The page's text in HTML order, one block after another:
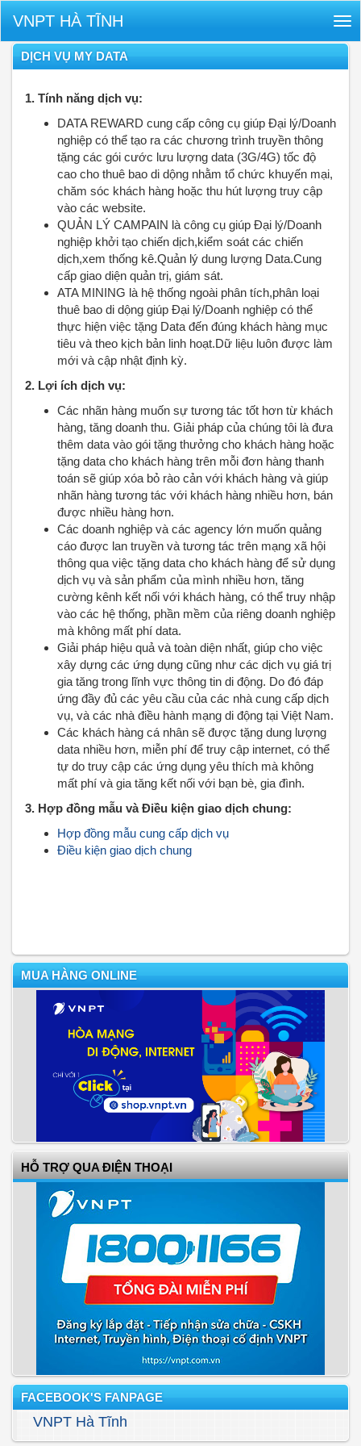
VNPT HÀ TĨNH
DỊCH VỤ MY DATA
1. Tính năng dịch vụ:
DATA REWARD cung cấp công cụ giúp Đại lý/Doanh
nghiệp có thể tạo ra các chương trình truyền thông
tặng các gói cước lưu lượng data (3G/4G) tốc độ
cao cho thuê bao di dộng nhằm tổ chức khuyến mại,
chăm sóc khách hàng hoặc thu hút lượng truy cập
vào các website.
QUẢN LÝ CAMPAIN là công cụ giúp Đại lý/Doanh
nghiệp khởi tạo chiến dịch,kiểm soát các chiến
dịch,xem thống kê.Quản lý dung lượng Data.Cung
cấp giao diện quản trị, giám sát.
ATA MINING là hệ thống ngoài phân tích,phân loại
thuê bao di dộng giúp Đại lý/Doanh nghiệp có thể
thực hiện việc tặng Data đến đúng khách hàng mục
tiêu và theo kịch bản linh hoạt.Dữ liệu luôn được làm
mới và cập nhật định kỳ.
2. Lợi ích dịch vụ:
Các nhãn hàng muốn sự tương tác tốt hơn từ khách
hàng, tăng doanh thu. Giải pháp của chúng tôi là đưa
thêm data vào gói tặng thưởng cho khách hàng hoặc
tặng data cho khách hàng trên mỗi đơn hàng thanh
toán sẽ giúp xóa bỏ rào cản với khách hàng và giúp
nhãn hàng tương tác với khách hàng nhiều hơn, bán
được nhiều hàng hơn.
Các doanh nghiệp và các agency lớn muốn quảng
cáo được lan truyền và tương tác trên mạng xã hội
thông qua việc tặng data cho khách hàng để sử dụng
dịch vụ và sản phẩm của mình nhiều hơn, tăng
cường kênh kết nối với khách hàng, có thể truy nhập
vào các hệ thống, phần mềm của riêng doanh nghiệp
mà không mất phí data.
Giải pháp hiệu quả và toàn diện nhất, giúp cho việc
xây dựng các ứng dụng cũng như các dịch vụ giá trị
gia tăng trong lĩnh vực thông tin di động. Do đó đáp
ứng đầy đủ các yêu cầu của các nhà cung cấp dịch
vụ, và các nhà điều hành mạng di động tại Việt Nam.
Các khách hàng cá nhân sẽ được tặng dung lượng
data nhiều hơn, miễn phí để truy cập internet, có thể
tự do truy cập các ứng dụng yêu thích mà không
mất phí và gia tăng kết nối với bạn bè, gia đình.
3. Hợp đồng mẫu và Điều kiện giao dịch chung:
Hợp đồng mẫu cung cấp dịch vụ
Điều kiện giao dịch chung
MUA HÀNG ONLINE
HỖ TRỢ QUA ĐIỆN THOẠI
FACEBOOK'S FANPAGE
VNPT Hà Tĩnh